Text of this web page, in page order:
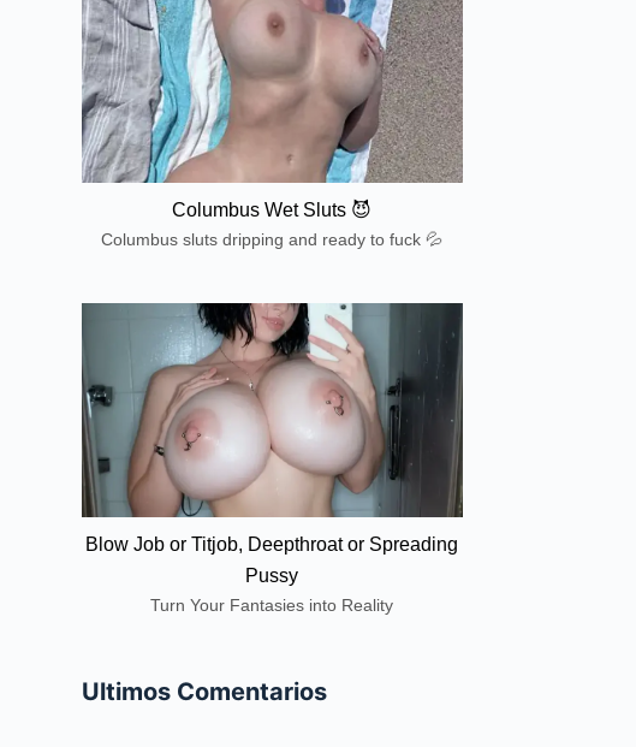
Columbus Wet Sluts 😈
Columbus sluts dripping and ready to fuck 💦
Blow Job or Titjob, Deepthroat or Spreading
Pussy
Turn Your Fantasies into Reality
Ultimos Comentarios